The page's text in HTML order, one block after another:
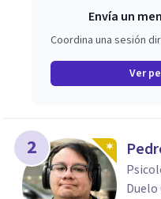
Envía un
Coordina una sesión
Ver
2